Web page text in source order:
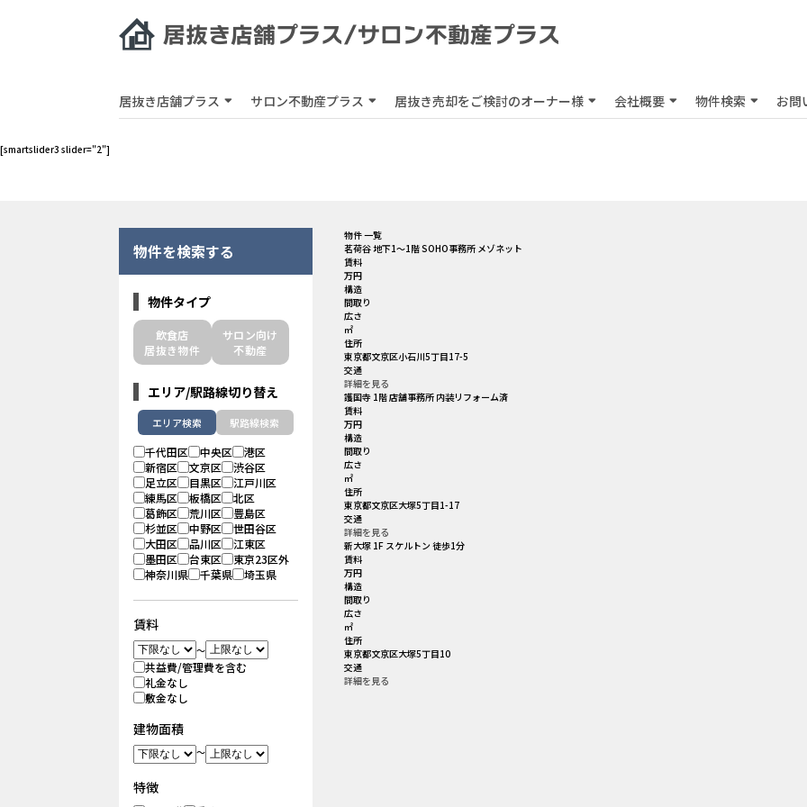
居抜き店舗プラス サロン不動産プラス 居抜き売却をご検討のオーナー様 会社概要 物件検索 お問
[smartslider3 slider="2"]
物件を検索する
物件タイプ
飲食店
居抜き物件
サロン向け
不動産
エリア/駅路線切り替え
エリア検索 駅路線検索
千代田区 中央区
港区
新宿区
文京区
渋谷区
足立区
目黒区
江戸川区
練馬区
板橋区
北区
葛飾区
荒川区
豊島区
杉並区
中野区
世田谷区
大田区
品川区
江東区
墨田区
台東区
東京23区外
神奈川県
千葉県 埼玉県
賃料
～
共益費/管理費を含む
礼金なし
敷金なし
建物面積
～
特徴
物件 一覧
茗荷谷 地下1〜1階 SOHO事務所 メゾネット
賃料
万円
構造
間取り
広さ
㎡
住所
東京都文京区小石川5丁目17-5
交通
詳細を見る
護国寺 1階 店舗事務所 内装リフォーム済
賃料
万円
構造
間取り
広さ
㎡
住所
東京都文京区大塚5丁目1-17
交通
詳細を見る
新大塚 1F スケルトン 徒歩1分
賃料
万円
構造
間取り
広さ
㎡
住所
東京都文京区大塚5丁目10
交通
詳細を見る